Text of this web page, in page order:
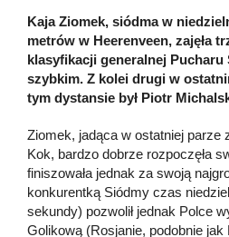
Kaja Ziomek, siódma w
metrów w Heerenveen, zajęła
klasyfikacji generalnej Pucharu
szybkim. Z kolei drugi w
tym dystansie był Piotr
Ziomek, jadąca w ostatniej parze
Kok, bardzo dobrze rozpoczęła
finiszowała jednak za swoją
konkurentką Siódmy czas
sekundy) pozwolił jednak Polce
Golikową (Rosjanie, podobnie jak